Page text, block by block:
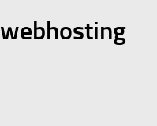
webhosting